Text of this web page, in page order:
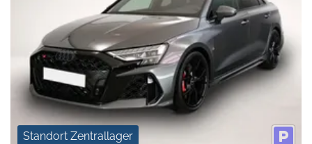
Standort Zentrallager